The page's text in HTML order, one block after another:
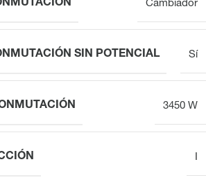
Cambiador
SIN POTENCIAL Sí
3450 W